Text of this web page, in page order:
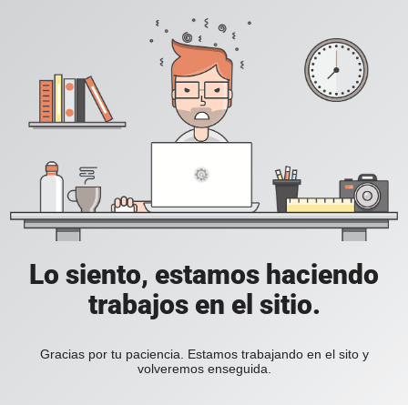
Lo siento, estamos haciendo
trabajos en el sitio.
Gracias por tu paciencia. Estamos trabajando en el sito y
volveremos enseguida.